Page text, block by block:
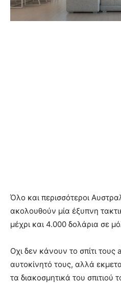
Όλο και περισσότεροι
ακολουθούν μία έξυπνη
μέχρι και 4.000 δολάρια σε
Οχι δεν κάνουν το σπίτι
αυτοκίνητό τους, αλλά
τα διακοσμητικά του σπιτιού